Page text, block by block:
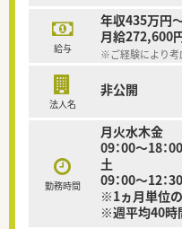
給与
年収435万円
月給272,600
※ご経験により考
法人名
非公開
勤務時間
月火水木金
09：00～18：
土
09：00～12：
※1ヵ月単位
※週平均40時